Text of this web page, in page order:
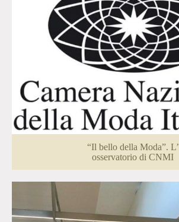
“Il bello della Moda”. L’
osservatorio di CNMI